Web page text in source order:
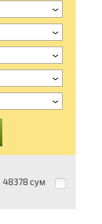
48378 сум